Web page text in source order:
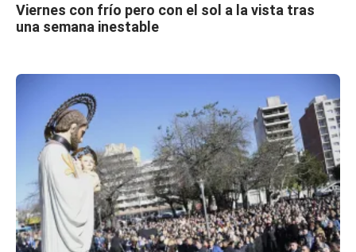
Viernes con frío pero con el sol a la vista tras
una semana inestable